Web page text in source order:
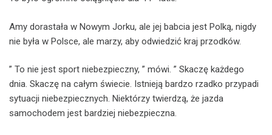
Amy dorastała w Nowym Jorku, ale jej babcia jest Polką, nigdy
nie była w Polsce, ale marzy, aby odwiedzić kraj przodków.
” To nie jest sport niebezpieczny, ” mówi. ” Skaczę każdego
dnia. Skaczę na całym świecie. Istnieją bardzo rzadko przypadi
sytuacji niebezpiecznych. Niektórzy twierdzą, że jazda
samochodem jest bardziej niebezpieczna.